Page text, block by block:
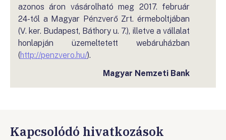
azonos áron vásárolható meg 2017. február
24-től a Magyar Pénzverő Zrt. érmeboltjában
(V. ker. Budapest, Báthory u. 7.), illetve a vállalat
honlapján üzemeltetett webáruházban
(http://penzvero.hu/).
Magyar Nemzeti Bank
Kapcsolódó hivatkozások